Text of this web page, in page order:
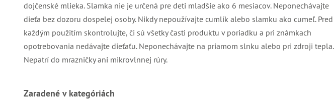
dojčenské mlieka. Slamka nie je určená pre deti mladšie ako 6 mesiacov. Neponechávajte
dieťa bez dozoru dospelej osoby. Nikdy nepoužívajte cumlík alebo slamku ako cumeľ. Pred
každým použitím skontrolujte, či sú všetky časti produktu v poriadku a pri známkach
opotrebovania nedávajte dieťaťu. Neponechávajte na priamom slnku alebo pri zdroji tepla.
Nepatrí do mrazničky ani mikrovlnnej rúry.
Zaradené v kategóriách